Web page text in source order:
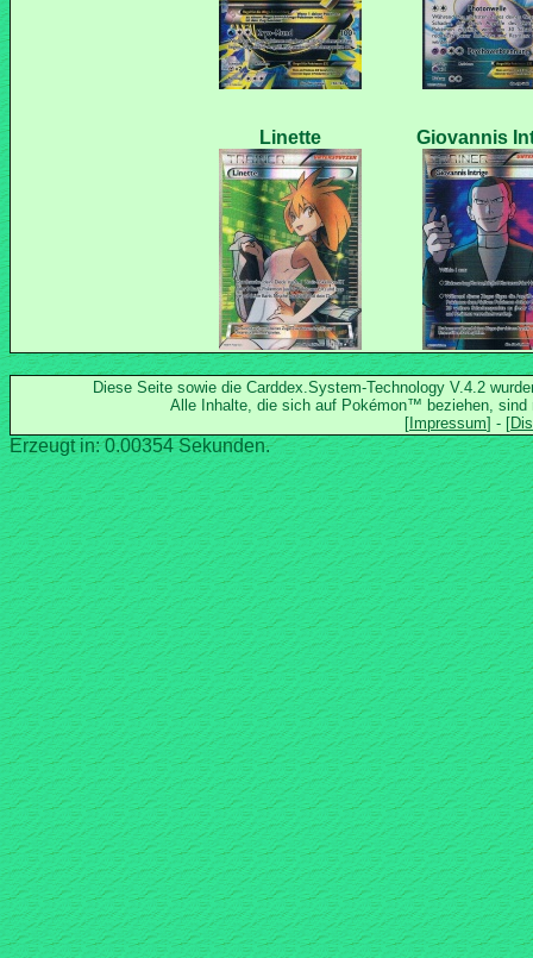
Diese Seite sowie die Carddex.System-Technology V.4.2
Alle Inhalte, die sich auf Pokémon™ beziehen, sind
Erzeugt in: 0.00354 Sekunden.